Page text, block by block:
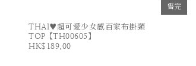
售完
THAI♥超可愛少女感百家布掛頸
TOP【TH00605】
HK$189.00